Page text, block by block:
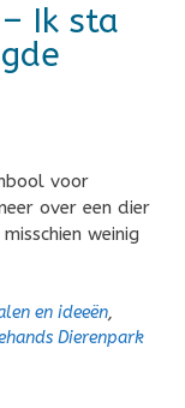
Ik sta
voor
over een dier
weinig
en ideeën,
Dierenpark